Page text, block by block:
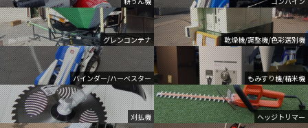
グレンコンテナ 乾燥機/調整機/色彩選別機
バインダー/ハーベスター もみすり機/精米機
刈払機 ヘッジトリマー